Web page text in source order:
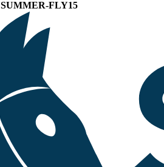
SUMMER-FLY15